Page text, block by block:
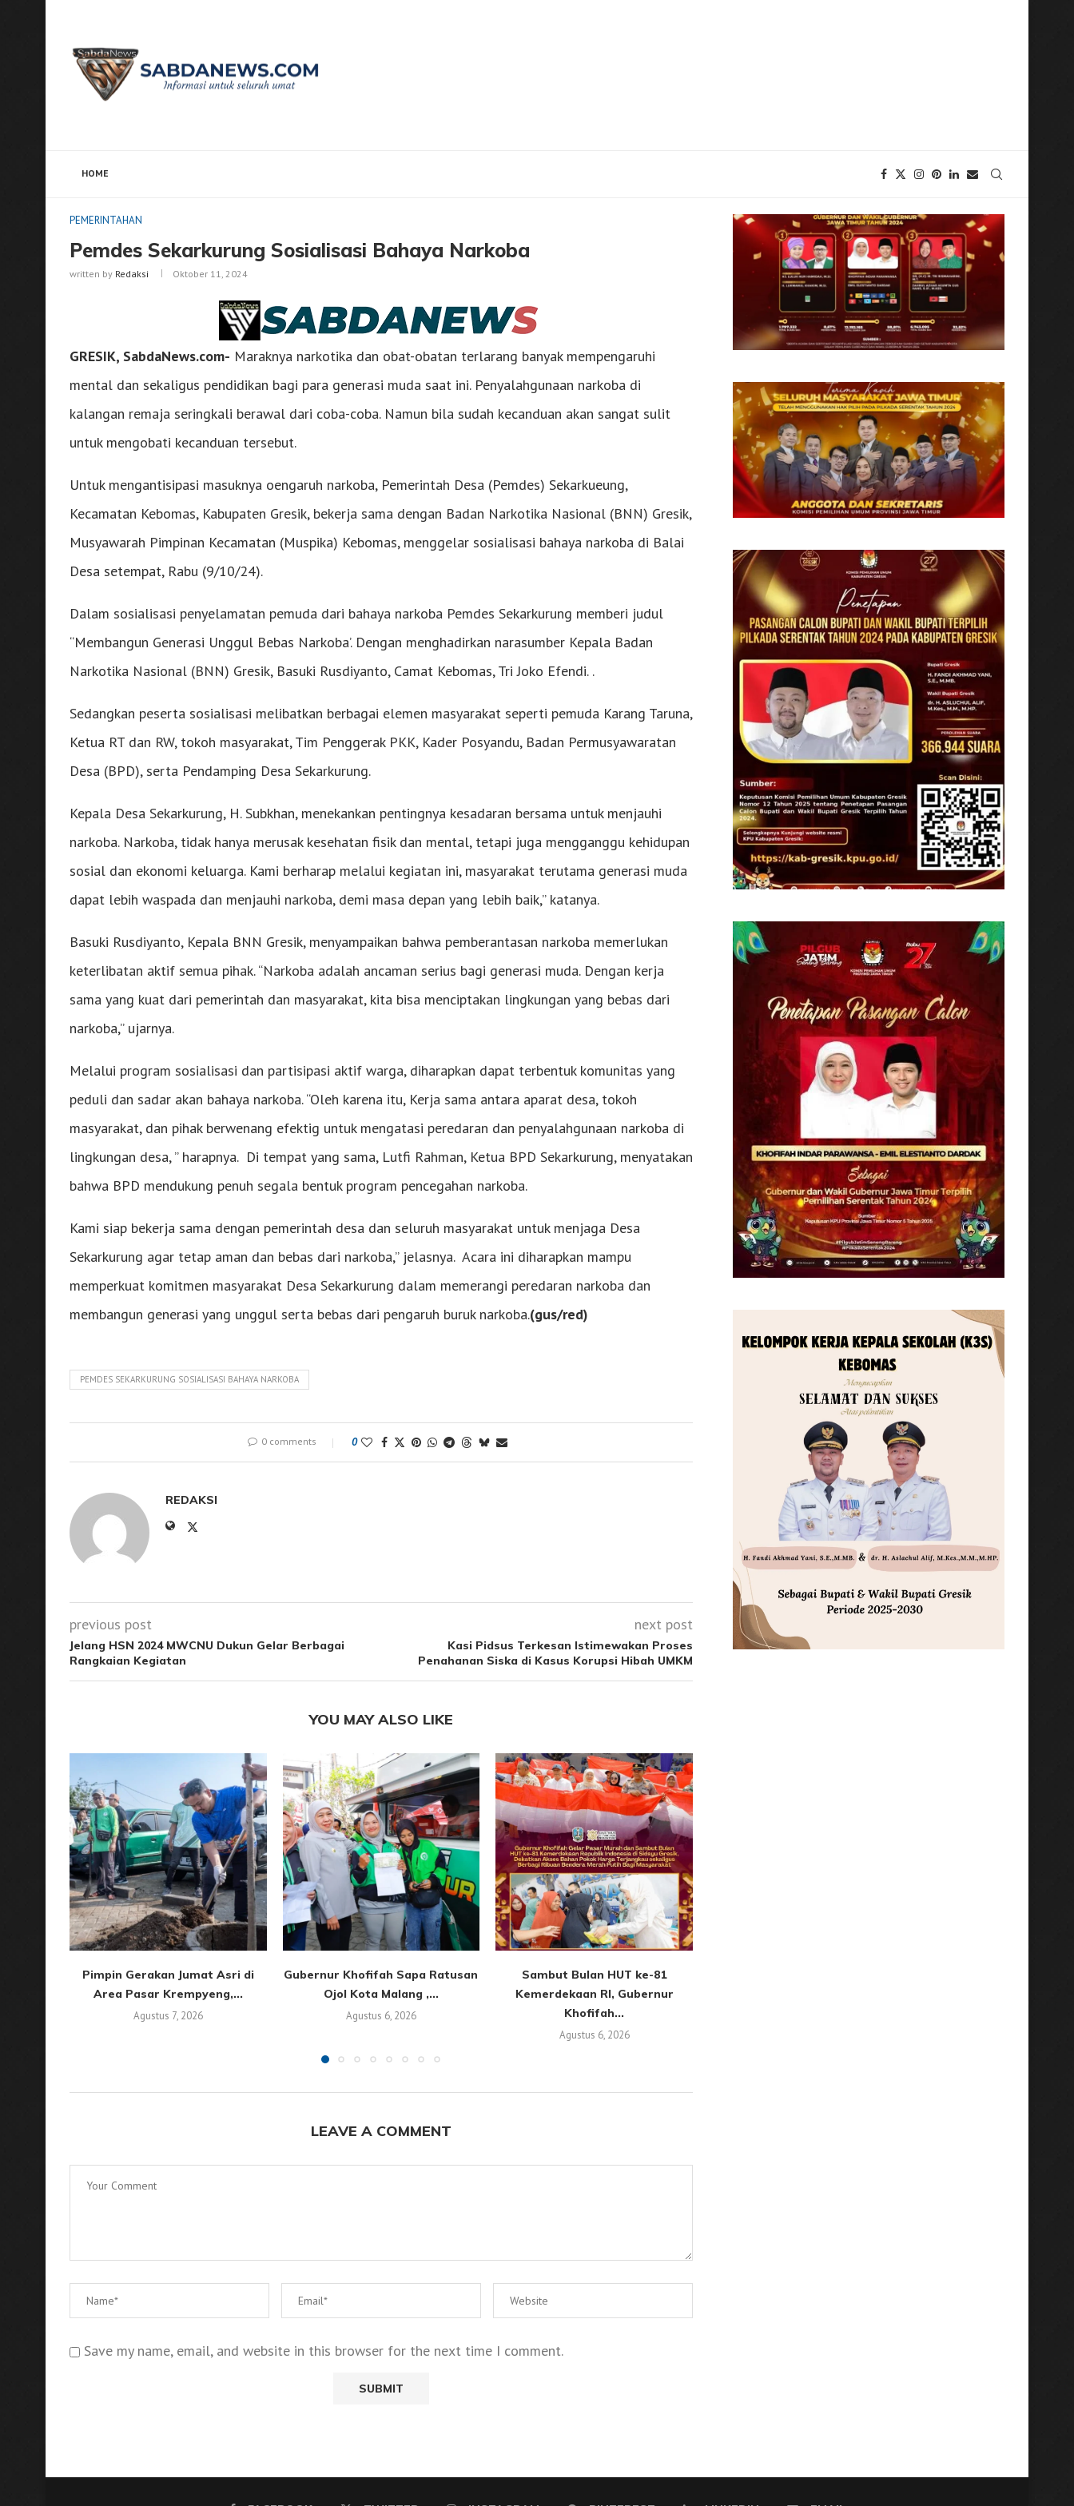
HOME
PEMERINTAHAN
Pemdes Sekarkurung Sosialisasi Bahaya Narkoba
written by Redaksi Oktober 11, 2024
GRESIK, SabdaNews.com- Maraknya narkotika dan obat-obatan terlarang banyak mempengaruhi
mental dan sekaligus pendidikan bagi para generasi muda saat ini. Penyalahgunaan narkoba di
kalangan remaja seringkali berawal dari coba-coba. Namun bila sudah kecanduan akan sangat sulit
untuk mengobati kecanduan tersebut.
Untuk mengantisipasi masuknya oengaruh narkoba, Pemerintah Desa (Pemdes) Sekarkueung,
Kecamatan Kebomas, Kabupaten Gresik, bekerja sama dengan Badan Narkotika Nasional (BNN) Gresik,
Musyawarah Pimpinan Kecamatan (Muspika) Kebomas, menggelar sosialisasi bahaya narkoba di Balai
Desa setempat, Rabu (9/10/24).
Dalam sosialisasi penyelamatan pemuda dari bahaya narkoba Pemdes Sekarkurung memberi judul
“Membangun Generasi Unggul Bebas Narkoba’. Dengan menghadirkan narasumber Kepala Badan
Narkotika Nasional (BNN) Gresik, Basuki Rusdiyanto, Camat Kebomas, Tri Joko Efendi. .
Sedangkan peserta sosialisasi melibatkan berbagai elemen masyarakat seperti pemuda Karang Taruna,
Ketua RT dan RW, tokoh masyarakat, Tim Penggerak PKK, Kader Posyandu, Badan Permusyawaratan
Desa (BPD), serta Pendamping Desa Sekarkurung.
Kepala Desa Sekarkurung, H. Subkhan, menekankan pentingnya kesadaran bersama untuk menjauhi
narkoba. Narkoba, tidak hanya merusak kesehatan fisik dan mental, tetapi juga mengganggu kehidupan
sosial dan ekonomi keluarga. Kami berharap melalui kegiatan ini, masyarakat terutama generasi muda
dapat lebih waspada dan menjauhi narkoba, demi masa depan yang lebih baik,” katanya.
Basuki Rusdiyanto, Kepala BNN Gresik, menyampaikan bahwa pemberantasan narkoba memerlukan
keterlibatan aktif semua pihak. “Narkoba adalah ancaman serius bagi generasi muda. Dengan kerja
sama yang kuat dari pemerintah dan masyarakat, kita bisa menciptakan lingkungan yang bebas dari
narkoba,” ujarnya.
Melalui program sosialisasi dan partisipasi aktif warga, diharapkan dapat terbentuk komunitas yang
peduli dan sadar akan bahaya narkoba. “Oleh karena itu, Kerja sama antara aparat desa, tokoh
masyarakat, dan pihak berwenang efektig untuk mengatasi peredaran dan penyalahgunaan narkoba di
lingkungan desa, ” harapnya. Di tempat yang sama, Lutfi Rahman, Ketua BPD Sekarkurung, menyatakan
bahwa BPD mendukung penuh segala bentuk program pencegahan narkoba.
Kami siap bekerja sama dengan pemerintah desa dan seluruh masyarakat untuk menjaga Desa
Sekarkurung agar tetap aman dan bebas dari narkoba,” jelasnya. Acara ini diharapkan mampu
memperkuat komitmen masyarakat Desa Sekarkurung dalam memerangi peredaran narkoba dan
membangun generasi yang unggul serta bebas dari pengaruh buruk narkoba.(gus/red)
PEMDES SEKARKURUNG SOSIALISASI BAHAYA NARKOBA
0 comments 0
REDAKSI
previous post
Jelang HSN 2024 MWCNU Dukun Gelar Berbagai
Rangkaian Kegiatan
next post
Kasi Pidsus Terkesan Istimewakan Proses
Penahanan Siska di Kasus Korupsi Hibah UMKM
YOU MAY ALSO LIKE
Pimpin Gerakan Jumat Asri di
Area Pasar Krempyeng,...
Agustus 7, 2026
Gubernur Khofifah Sapa Ratusan
Ojol Kota Malang ,...
Agustus 6, 2026
Sambut Bulan HUT ke-81
Kemerdekaan RI, Gubernur
Khofifah...
Agustus 6, 2026
LEAVE A COMMENT
Save my name, email, and website in this browser for the next time I comment.